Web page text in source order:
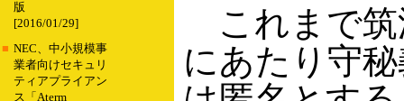
版
[2016/01/29]
■ NEC、中小規模事
業者向けセキュリ
ティアプライアン
ス「Aterm
これまで筑
にあたり守